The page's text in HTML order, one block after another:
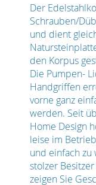
Der
Schrauben/
und dient
den Korpus
Die Pumpen-
Handgriffen
vorne ganz
werden. Seit
Home Design
leise im
und einfach zu
stolzer
zeigen Sie